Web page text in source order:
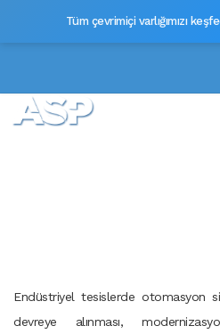
Tüm çevrimiçi varlığımızı
Endüstriyel tesislerde otomasyon
devreye alınması,